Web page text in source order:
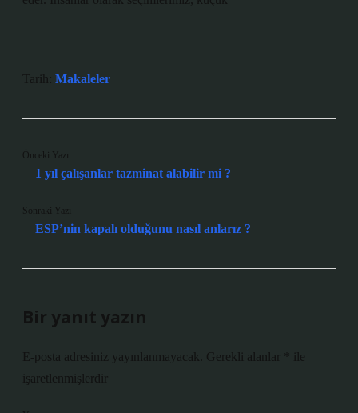
Tarih: Makaleler
Önceki Yazı
1 yıl çalışanlar tazminat alabilir mi ?
Sonraki Yazı
ESP’nin kapalı olduğunu nasıl anlarız ?
Bir yanıt yazın
E-posta adresiniz yayınlanmayacak. Gerekli alanlar
ile
işaretlenmişlerdir